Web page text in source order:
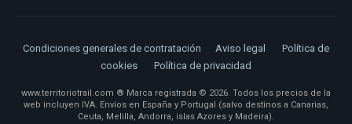
Condiciones generales de contratación Aviso legal
Política de
cookies
Política de privacidad
www.territoriotrail.com ® Marca registrada © 2026. Todos los precios de la
web incluyen IVA. Envíos en España y Portugal (salvo destinos a Canarias,
Ceuta, Melilla, Andorra, islas Azores y Madeira).